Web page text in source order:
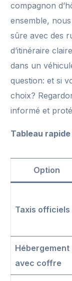
compagnon
ensemble,
sûre avec des
d’itinéraire
dans un
question: et si
choix?
informé et
Tableau rapide
Option
Taxis officiels
Hébergement
avec coffre